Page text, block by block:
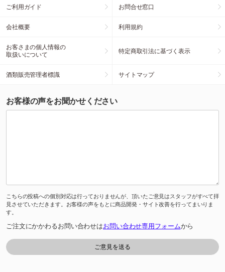
ご利用ガイド お問合せ窓口
会社概要 利用規約
お客さまの個人情報の
取扱いについて
特定商取引法に基づく表示
酒類販売管理者標識 サイトマップ
お客様の声をお聞かせください
こちらの投稿への個別対応は行っておりませんが、頂いたご意見はスタッフがすべて拝
見させていただきます。お客様の声をもとに商品開発・サイト改善を行ってまいりま
す。
ご注文にかかわるお問い合わせはお問い合わせ専用フォームから